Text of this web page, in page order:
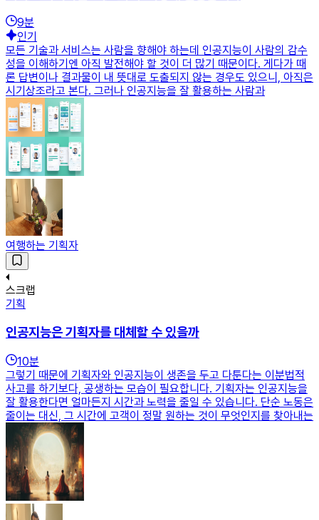
9분
인기
모든 기술과 서비스는 사람을 향해야 하는데 인공지능이 사람의 감수
성을 이해하기엔 아직 발전해야 할 것이 더 많기 때문이다. 게다가 때
론 답변이나 결과물이 내 뜻대로 도출되지 않는 경우도 있으니, 아직은
시기상조라고 본다. 그러나 인공지능을 잘 활용하는 사람과
여행하는 기획자
스크랩
기획
인공지능은 기획자를 대체할 수 있을까
10분
그렇기 때문에 기획자와 인공지능이 생존을 두고 다툰다는 이분법적
사고를 하기보다, 공생하는 모습이 필요합니다. 기획자는 인공지능을
잘 활용한다면 얼마든지 시간과 노력을 줄일 수 있습니다. 단순 노동은
줄이는 대신, 그 시간에 고객이 정말 원하는 것이 무엇인지를 찾아내는